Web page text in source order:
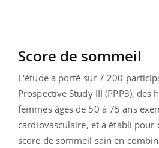
Score de sommeil
L'étude a porté sur 7 200
Prospective Study III (PPP3), des
femmes âgés de 50 à 75 ans
cardiovasculaire, et a établi pour
score de sommeil sain en